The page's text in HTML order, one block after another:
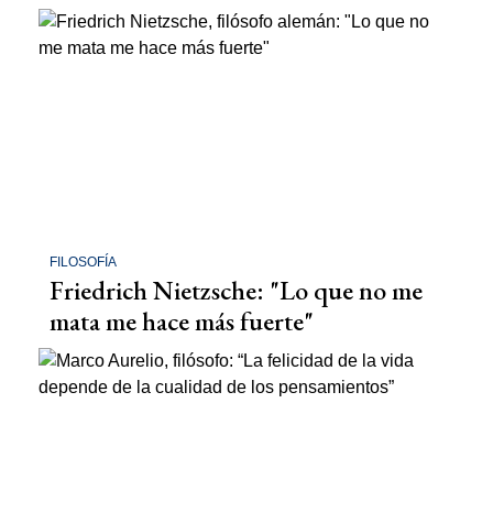
FILOSOFÍA
Friedrich Nietzsche: "Lo que no me
mata me hace más fuerte"